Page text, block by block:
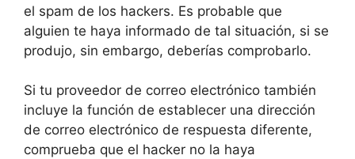
el spam de los hackers. Es probable que
alguien te haya informado de tal situación, si se
produjo, sin embargo, deberías comprobarlo.
Si tu proveedor de correo electrónico también
incluye la función de establecer una dirección
de correo electrónico de respuesta diferente,
comprueba que el hacker no la haya